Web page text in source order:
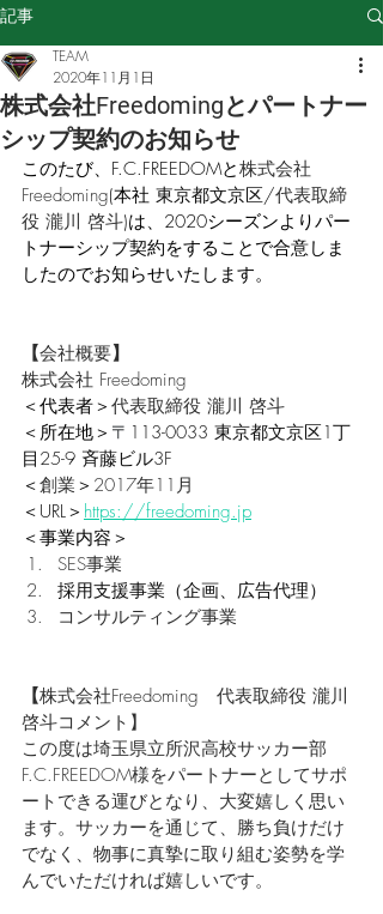
記事
株式会社Freedomingとパートナー
シップ契約のお知らせ
TEAM
2020年11月1日
このたび、F.C.FREEDOMと株式会社
Freedoming(本社 東京都文京区/代表取締
役 瀧川 啓斗)は、2020シーズンよりパー
トナーシップ契約をすることで合意しま
したのでお知らせいたします。
【会社概要】
株式会社 Freedoming
＜代表者＞ 代表取締役 瀧川 啓斗
＜所在地＞ 〒 113-0033 東京都文京区1丁
目25-9 斉藤ビル3F
＜創業 ＞ 2017年11月
＜URL＞ https://freedoming.jp
＜事業内容＞
SES事業
採用支援事業（企画、広告代理）
コンサルティング事業
【株式会社Freedoming 代表取締役 瀧川
啓斗コメント】
この度は埼玉県立所沢高校サッカー部
F.C.FREEDOM様をパートナーとしてサポ
ートできる運びとなり、大変嬉しく思い
ます。サッカーを通じて、勝ち負けだけ
でなく、物事に真摯に取り組む姿勢を学
んでいただければ嬉しいです。